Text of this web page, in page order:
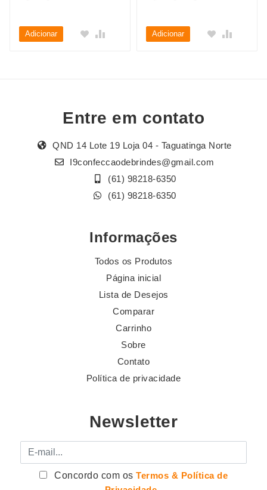
Adicionar Adicionar
Entre em contato
QND 14 Lote 19 Loja 04 - Taguatinga Norte
I9confeccaodebrindes@gmail.com
(61) 98218-6350
(61) 98218-6350
Informações
Todos os Produtos
Página inicial
Lista de Desejos
Comparar
Carrinho
Sobre
Contato
Política de privacidade
Newsletter
E-mail
Concordo com osTermos & Política de